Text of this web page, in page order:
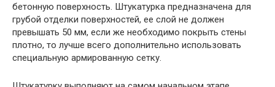
бетонную поверхность. Штукатурка предназначена для
грубой отделки поверхностей, ее слой не должен
превышать 50 мм, если же необходимо покрыть стены
плотно, то лучше всего дополнительно использовать
специальную армированную сетку.